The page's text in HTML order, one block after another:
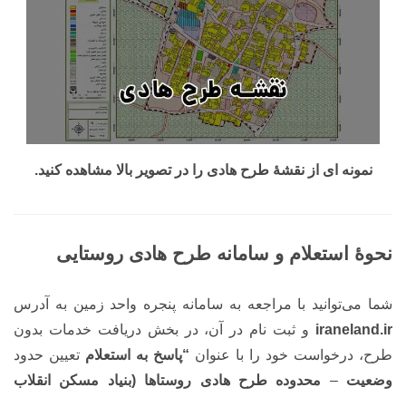
نمونه ای از نقشۀ طرح هادی را در تصویر بالا مشاهده کنید.
نحوۀ استعلام و سامانه طرح هادی روستایی
شما می‌توانید با مراجعه به سامانه پنجره واحد زمین به آدرس
iraneland.ir و ثبت نام در آن، در بخش دریافت خدمات بدون
طرح، درخواست خود را با عنوان “پاسخ به استعلام تعیین حدود
وضعیت – محدوده طرح هادی روستاها (بنیاد مسکن انقلاب